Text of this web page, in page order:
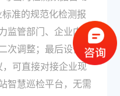
准的规范化检测报
监管部门、企业内部
次调整；最后设备支
，可直接对接企业现
智慧巡检平台，无需